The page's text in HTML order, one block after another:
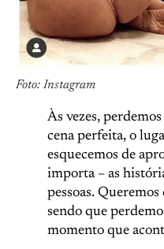
Foto: Instagram
Às vezes,
cena perfeita, o
esquecemos de
importa – as
pessoas.
sendo que
momento que